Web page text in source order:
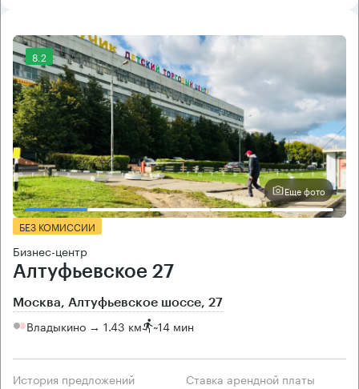
8.2
Еще фото
БЕЗ КОМИССИИ
Бизнес-центр
Алтуфьевское 27
Москва, Алтуфьевское шоссе, 27
Владыкино → 1.43 км ~14 мин
История предложений Ставка арендной платы